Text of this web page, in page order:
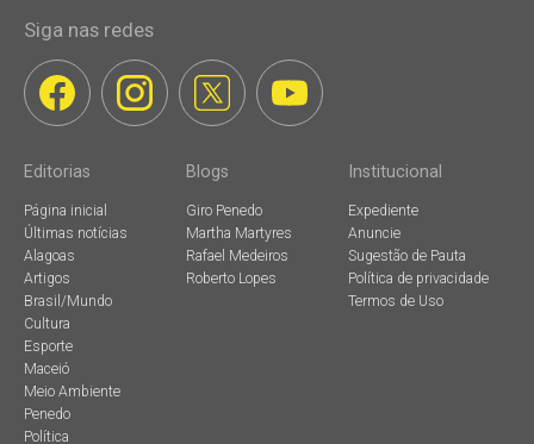
Siga nas redes
Editorias
Página inicial
Últimas notícias
Alagoas
Artigos
Brasil/Mundo
Cultura
Esporte
Maceió
Meio Ambiente
Penedo
Política
Blogs
Giro Penedo
Martha Martyres
Rafael Medeiros
Roberto Lopes
Institucional
Expediente
Anuncie
Sugestão de Pauta
Política de privacidade
Termos de Uso